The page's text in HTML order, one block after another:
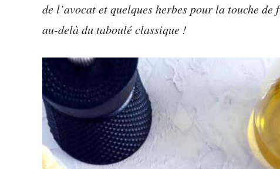
de l’avocat et quelques herbes pour la touche
au-delà du taboulé classique !